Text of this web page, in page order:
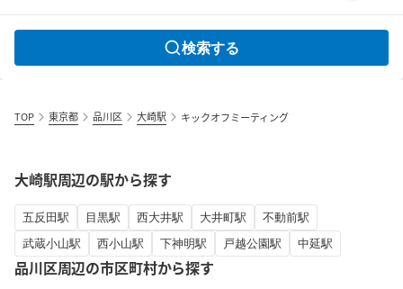
検索する
TOP 東京都 品川区 大崎駅 キックオフミーティング
大崎駅周辺の駅から探す
五反田駅 目黒駅 西大井駅 大井町駅
不動前駅
武蔵小山駅
西小山駅 下神明駅 戸越公園駅 中延駅
品川区周辺の市区町村から探す